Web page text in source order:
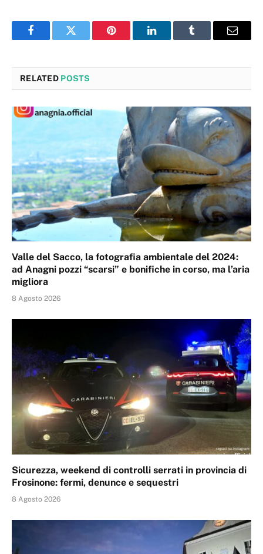
FacebookTwitter Pinterest LinkedInTumblr Email
RELATED POSTS
Valle del Sacco, la fotografia ambientale del 2024:
ad Anagni pozzi “scarsi” e bonifiche in corso, ma l’aria
migliora
8 Agosto 2026
Sicurezza, weekend di controlli serrati in provincia di
Frosinone: fermi, denunce e sequestri
8 Agosto 2026